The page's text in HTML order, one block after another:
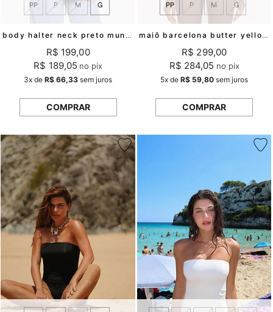
body halter neck preto mundo lolita
PP P M G
R$ 199,00
R$ 189,05 no pix
3x deR$ 66,33 sem juros
COMPRAR
maiô barcelona butter yellow mundo lolita
PP P M G
R$ 299,00
R$ 284,05 no pix
5x deR$ 59,80 sem juros
COMPRAR